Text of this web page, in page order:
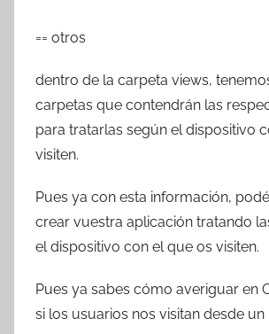
== otros
dentro de la carpeta views,
carpetas que contendrán las
para tratarlas según el dispositivo
visiten.
Pues ya con esta información,
crear vuestra aplicación tratando
el dispositivo con el que os visiten.
Pues ya sabes cómo averiguar en
si los usuarios nos visitan desde un